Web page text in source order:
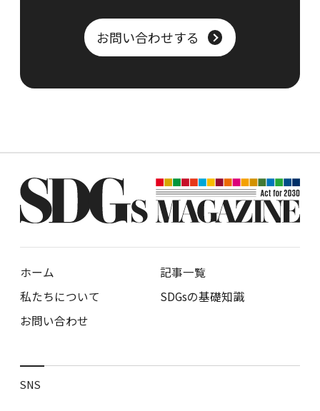
お問い合わせする
ホーム
記事一覧
私たちについて
SDGsの基礎知識
お問い合わせ
SNS